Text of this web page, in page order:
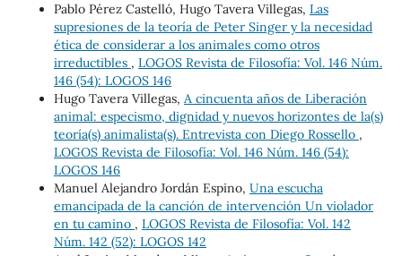
Pablo Pérez Castelló, Hugo Tavera Villegas, Las
supresiones de la teoría de Peter Singer y la necesidad
ética de considerar a los animales como otros
irreductibles , LOGOS Revista de Filosofía: Vol. 146 Núm.
146 (54): LOGOS 146
Hugo Tavera Villegas, A cincuenta años de Liberación
animal: especismo, dignidad y nuevos horizontes de la(s)
teoría(s) animalista(s). Entrevista con Diego Rossello ,
LOGOS Revista de Filosofía: Vol. 146 Núm. 146 (54):
LOGOS 146
Manuel Alejandro Jordán Espino, Una escucha
emancipada de la canción de intervención Un violador
en tu camino , LOGOS Revista de Filosofía: Vol. 142
Núm. 142 (52): LOGOS 142